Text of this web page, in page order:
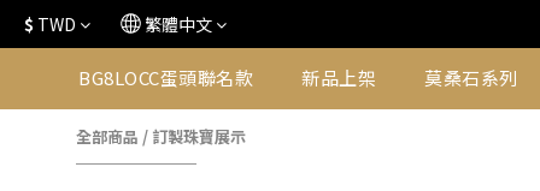
$ TWD 繁體中文
BG8LOCC蛋頭聯名款 新品上架 莫桑石系列
全部商品 / 訂製珠寶展示